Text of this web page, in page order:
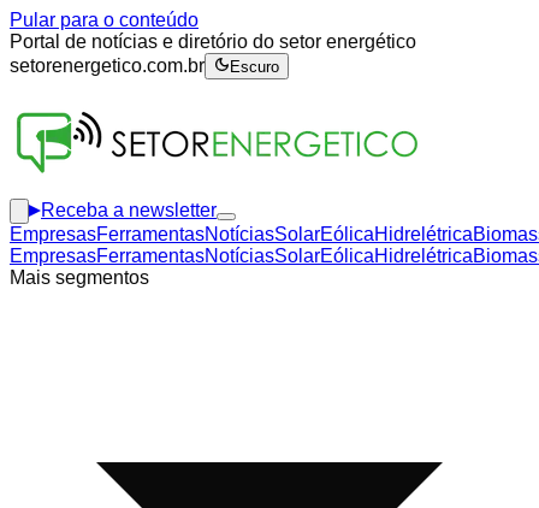
Pular para o conteúdo
Portal de notícias e diretório do setor energético
setorenergetico.com.br
Escuro
Receba a newsletter
EmpresasFerramentasNotíciasSolarEólicaHidrelétrica
EmpresasFerramentasNotíciasSolarEólicaHidrelétrica
Mais segmentos